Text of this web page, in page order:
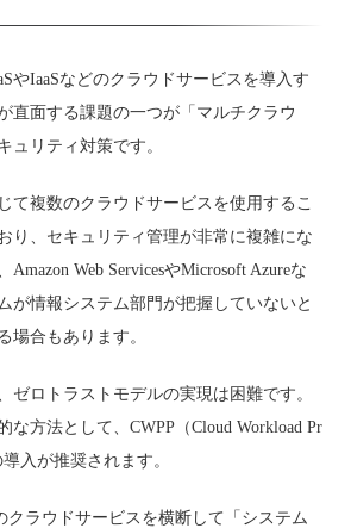
やIaaSなどのクラウドサービスを導入す
直面する課題の一つが「マルチクラウ
ュリティ対策です。
て複数のクラウドサービスを使用するこ
り、セキュリティ管理が非常に複雑にな
Web ServicesやMicrosoft Azureな
が情報システム部門が把握していないと
場合もあります。
ゼロトラストモデルの実現は困難です。
な方法として、CWPP（Cloud Workload Pr
入が推奨されます。
クラウドサービスを横断して「システム